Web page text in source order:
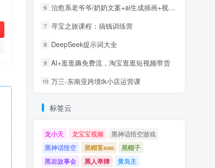
6 治愈系老爷爷/奶奶文案+ai生成插画+视频号广告分成项目
7 寻宝之旅课程：搞钱训练营
8 DeepSeek提示词大全
9 AI+逛逛薅免费流，淘宝逛逛短视频带货
10 万三-东南亚跨境tk小店运营课
标签云
龙小天 龙宝宝视频
黑神话悟空游戏
黑神话悟空
黑帽客seo
黑帽子
黑岩故事会
黑人举牌
黄岛主